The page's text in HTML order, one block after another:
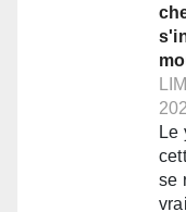
Le
se